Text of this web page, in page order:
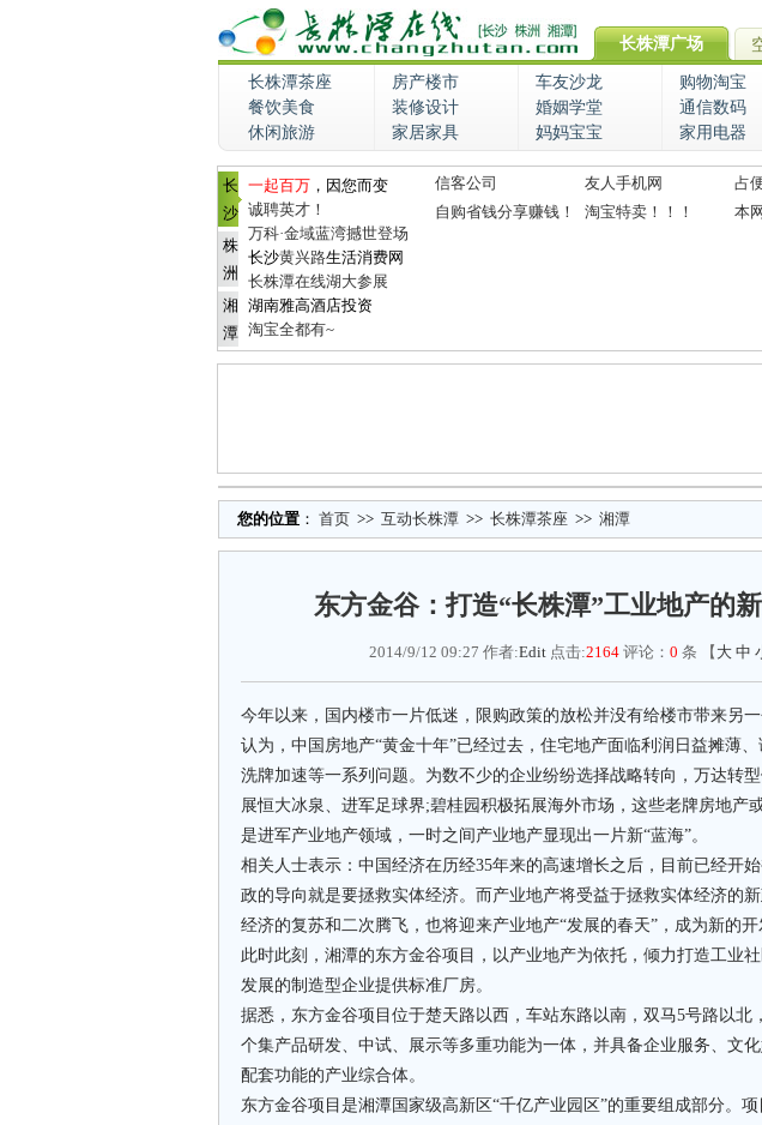
长株潭广场
长株潭茶座 房产楼市 车友沙龙 购物淘宝
餐饮美食
装修设计 婚姻学堂 通信数码
休闲旅游
家居家具 妈妈宝宝 家用电器
长
沙
株
洲
湘
潭
一起百万 ，因您而变
诚聘英才！
万科·金域蓝湾撼世登场
长沙黄兴路生活消费网
长株潭在线湖大参展
湖南雅高酒店投资
淘宝全都有~
信客公司 友人手机网 占
自购省钱分享赚钱！
淘宝特卖！！！ 本
您的位置 ： 首页 >> 互动长株潭 >> 长株潭茶座 >> 湘潭
东方金谷：打造“长株潭”工业地产的新
2014/9/12 09:27 作者:Edit 点击:2164 评论： 0 条 【 大 中
今年以来，国内楼市一片低迷，限购政策的放松并没有给楼市带来另
认为，中国房地产“黄金十年”已经过去，住宅地产面临利润日益摊薄
洗牌加速等一系列问题。为数不少的企业纷纷选择战略转向，万达转
展恒大冰泉、进军足球界;碧桂园积极拓展海外市场，这些老牌房地产
是进军产业地产领域，一时之间产业地产显现出一片新“蓝海”。
相关人士表示：中国经济在历经35年来的高速增长之后，目前已经开
政的导向就是要拯救实体经济。而产业地产将受益于拯救实体经济的
经济的复苏和二次腾飞，也将迎来产业地产“发展的春天”，成为新的开
此时此刻，湘潭的东方金谷项目，以产业地产为依托，倾力打造工业
发展的制造型企业提供标准厂房。
据悉，东方金谷项目位于楚天路以西，车站东路以南，双马5号路以北
个集产品研发、中试、展示等多重功能为一体，并具备企业服务、文
配套功能的产业综合体。
东方金谷项目是湘潭国家级高新区“千亿产业园区”的重要组成部分。